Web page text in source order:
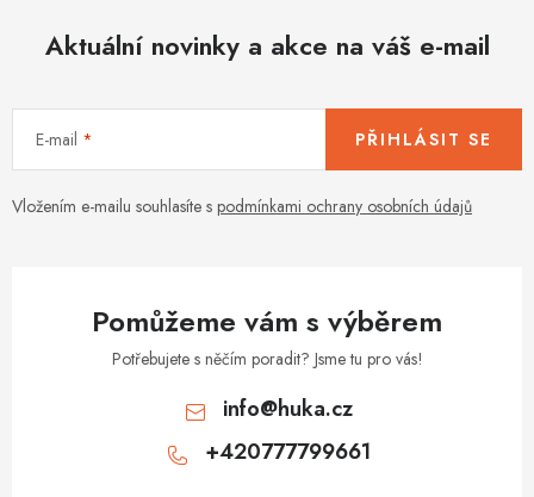
Aktuální novinky a akce na váš e-mail
E-mail
Vložením e-mailu souhlasíte s podmínkami ochrany osobních údajů
PŘIHLÁSIT SE
Pomůžeme vám s výběrem
Potřebujete s něčím poradit? Jsme tu pro vás!
info@huka.cz
+420777799661